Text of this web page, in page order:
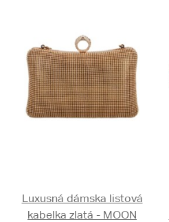
Luxusná dámska listová
kabelka zlatá - MOON